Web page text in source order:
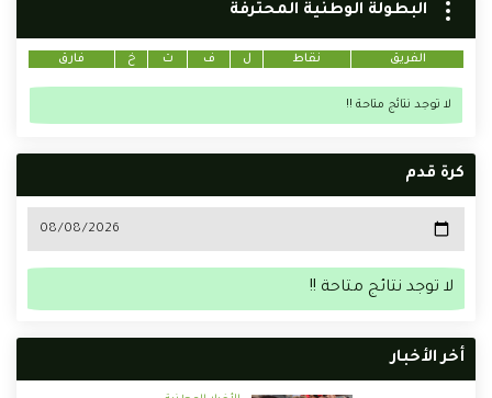
البطولة الوطنية المحترفة
الفريق نقاط ل ف ت خ فارق
لا توجد نتائج متاحة !!
كرة قدم
لا توجد نتائج متاحة !!
أخر الأخبار